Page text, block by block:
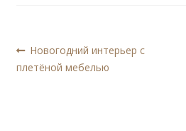
Навигация
по
Предыдущая
запись:
Новогодний интерьер с
плетёной мебелью